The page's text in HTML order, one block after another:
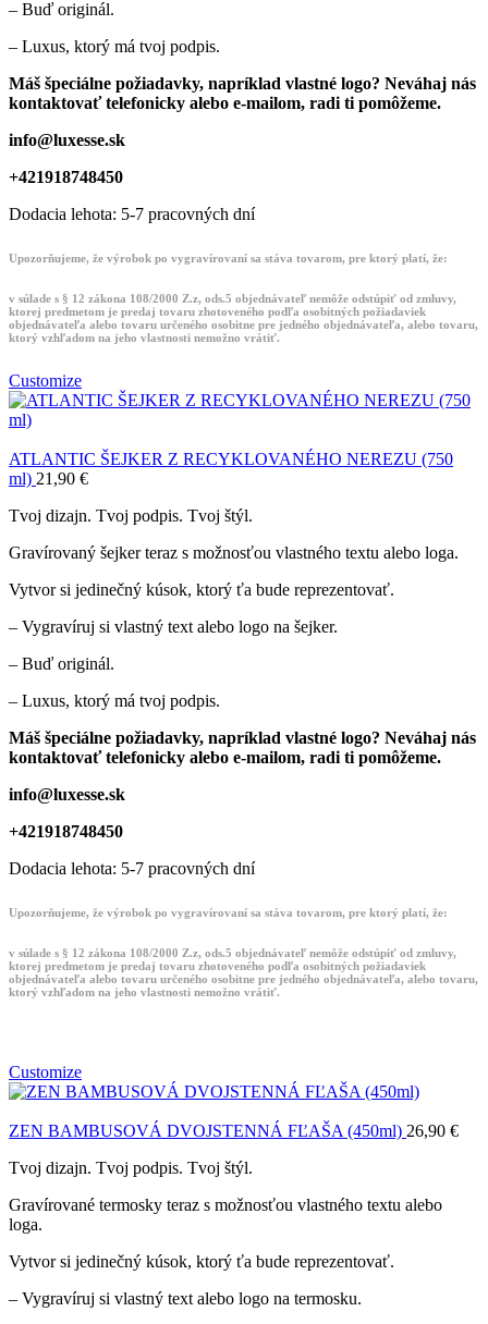
– Buď originál.
– Luxus, ktorý má tvoj podpis.
Máš špeciálne požiadavky, napríklad vlastné logo? Neváhaj nás
kontaktovať telefonicky alebo e-mailom, radi ti pomôžeme.
info@luxesse.sk
+421918748450
Dodacia lehota: 5-7 pracovných dní
Upozorňujeme, že výrobok po vygravírovaní sa stáva tovarom, pre ktorý platí, že:
v súlade s § 12 zákona 108/2000 Z.z, ods.5 objednávateľ nemôže odstúpiť od zmluvy,
ktorej predmetom je predaj tovaru zhotoveného podľa osobitných požiadaviek
objednávateľa alebo tovaru určeného osobitne pre jedného objednávateľa, alebo tovaru,
ktorý vzhľadom na jeho vlastnosti nemožno vrátiť.
Customize
ATLANTIC ŠEJKER Z RECYKLOVANÉHO NEREZU (750
ml) 21,90 €
Tvoj dizajn. Tvoj podpis. Tvoj štýl.
Gravírovaný šejker teraz s možnosťou vlastného textu alebo loga.
Vytvor si jedinečný kúsok, ktorý ťa bude reprezentovať.
– Vygravíruj si vlastný text alebo logo na šejker.
– Buď originál.
– Luxus, ktorý má tvoj podpis.
Máš špeciálne požiadavky, napríklad vlastné logo? Neváhaj nás
kontaktovať telefonicky alebo e-mailom, radi ti pomôžeme.
info@luxesse.sk
+421918748450
Dodacia lehota: 5-7 pracovných dní
Upozorňujeme, že výrobok po vygravírovaní sa stáva tovarom, pre ktorý platí, že:
v súlade s § 12 zákona 108/2000 Z.z, ods.5 objednávateľ nemôže odstúpiť od zmluvy,
ktorej predmetom je predaj tovaru zhotoveného podľa osobitných požiadaviek
objednávateľa alebo tovaru určeného osobitne pre jedného objednávateľa, alebo tovaru,
ktorý vzhľadom na jeho vlastnosti nemožno vrátiť.
Customize
ZEN BAMBUSOVÁ DVOJSTENNÁ FĽAŠA (450ml) 26,90 €
Tvoj dizajn. Tvoj podpis. Tvoj štýl.
Gravírované termosky teraz s možnosťou vlastného textu alebo
loga.
Vytvor si jedinečný kúsok, ktorý ťa bude reprezentovať.
– Vygravíruj si vlastný text alebo logo na termosku.